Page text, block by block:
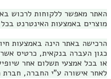
האתר מאפשר ללקוחות לרכוש
מוצרים באמצעות האינטרנט
הרכישה באתר הינה באמצעות
כגון העברה בנקאית, כרטיס
או בכל אמצעי תשלום אחר
לאחר אישורה ע"י החברה,